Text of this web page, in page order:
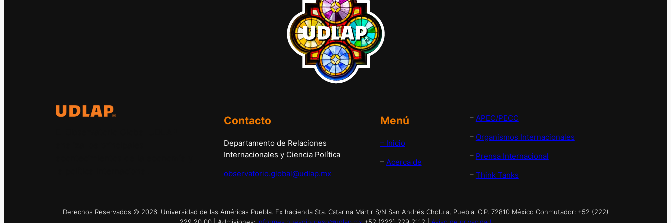
Contacto
Departamento de Relaciones
Internacionales y Ciencia Política
observatorio.global@udlap.mx
Menú
– Inicio
– Acerca de
– APEC/PECC
– Organismos Internacionales
– Prensa Internacional
– Think Tanks
Derechos Reservados © 2026. Universidad de las Américas Puebla. Ex hacienda Sta. Catarina Mártir S/N San Andrés Cholula, Puebla. C.P. 72810 México Conmutador: +52 (222)
229 20 00 | Admisiones: informes.nuevoingreso@udlap.mx +52 (222) 229 2112 | Aviso de privacidad